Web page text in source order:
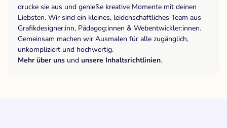
drucke sie aus und genieße kreative Momente mit deinen
Liebsten. Wir sind ein kleines, leidenschaftliches Team aus
Grafikdesigner:inn, Pädagog:innen & Webentwickler:innen.
Gemeinsam machen wir Ausmalen für alle zugänglich,
unkompliziert und hochwertig.
Mehr über uns und unsere Inhaltsrichtlinien.